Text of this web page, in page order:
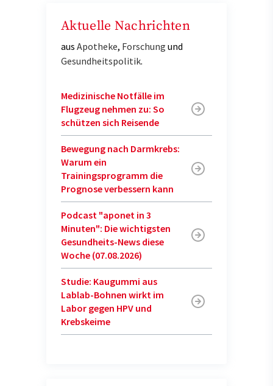
Aktuelle Nachrichten
aus Apotheke, Forschung und
Gesundheitspolitik.
Medizinische Notfälle im
Flugzeug nehmen zu: So
schützen sich Reisende
Bewegung nach Darmkrebs:
Warum ein
Trainingsprogramm die
Prognose verbessern kann
Podcast "aponet in 3
Minuten": Die wichtigsten
Gesundheits-News diese
Woche (07.08.2026)
Studie: Kaugummi aus
Lablab-Bohnen wirkt im
Labor gegen HPV und
Krebskeime